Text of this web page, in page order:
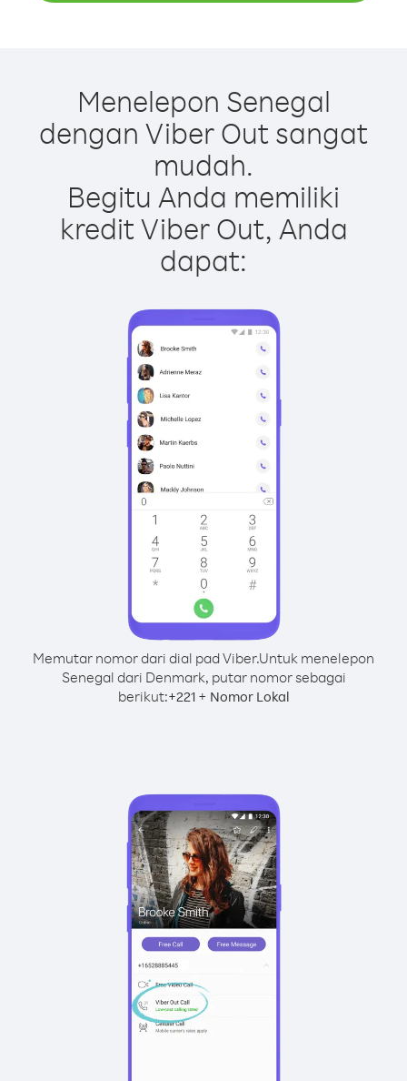
Menelepon Senegal
dengan Viber Out sangat
mudah.
Begitu Anda memiliki
kredit Viber Out, Anda
dapat:
Memutar nomor dari dial pad Viber.Untuk menelepon
Senegal dari Denmark, putar nomor sebagai
berikut:+221+ Nomor Lokal